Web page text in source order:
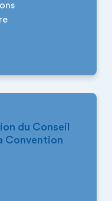
du Conseil
Convention